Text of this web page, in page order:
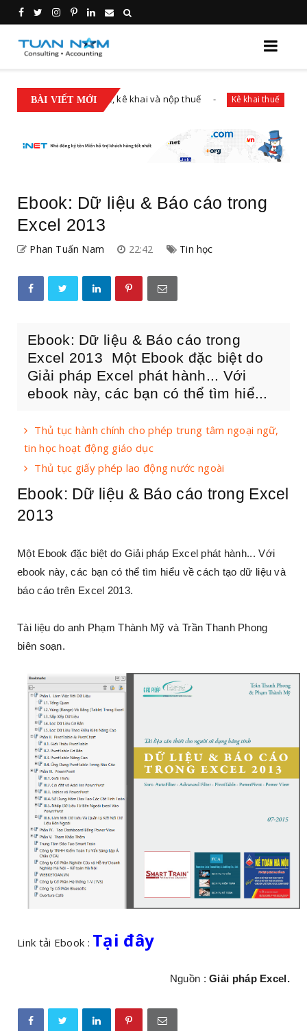
BÀI VIẾT MỚI
về đăng ký thuế, kê khai và nộp thuế Kê khai thuế Các
Ebook: Dữ liệu & Báo cáo trong
Excel 2013
Phan Tuấn Nam 22:42 Tin học
Ebook: Dữ liệu & Báo cáo trong
Excel 2013 Một Ebook đặc biệt do
Giải pháp Excel phát hành... Với
ebook này, các bạn có thể tìm hiể...
Thủ tục hành chính cho phép trung tâm ngoại ngữ,
tin học hoạt động giáo dục
Thủ tục giấy phép lao động nước ngoài
Ebook: Dữ liệu & Báo cáo trong Excel
2013
Một Ebook đặc biệt do Giải pháp Excel phát hành... Với
ebook này, các bạn có thể tìm hiểu về cách tạo dữ liệu và
báo cáo trên Excel 2013.
Tài liệu do anh Phạm Thành Mỹ và Trần Thanh Phong
biên soạn.
Link tải Ebook : Tại đây
Nguồn :Giải pháp Excel.